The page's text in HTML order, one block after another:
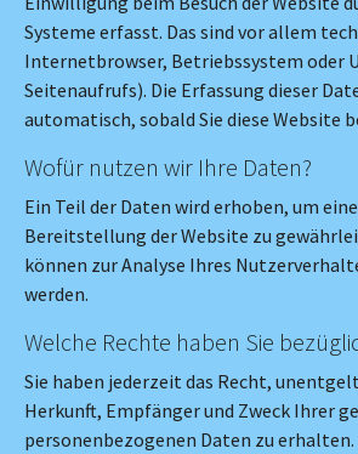
Systeme erfasst. Das sind vor allem
Internetbrowser, Betriebssystem oder
Seitenaufrufs). Die Erfassung dieser
automatisch, sobald Sie diese Website
Wofür nutzen wir Ihre Daten?
Ein Teil der Daten wird erhoben, um
Bereitstellung der Website zu
können zur Analyse Ihres
werden.
Welche Rechte haben Sie
Sie haben jederzeit das Recht,
Herkunft, Empfänger und Zweck Ihrer
personenbezogenen Daten zu erhalten.